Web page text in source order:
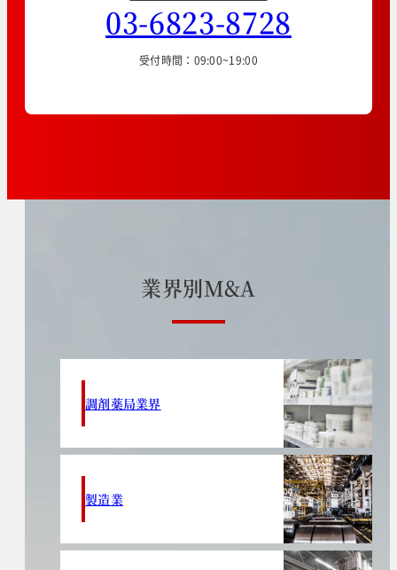
03-6823-8728
受付時間：09:00~19:00
業界別M&A
調剤薬局業界
製造業